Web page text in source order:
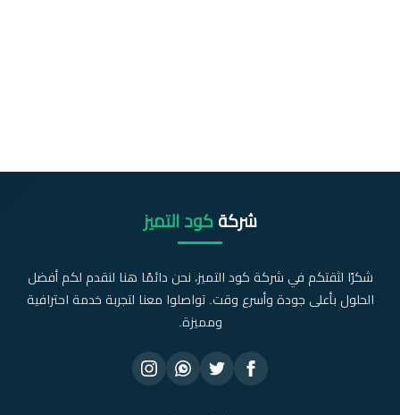
شركةكود التميز
شكرًا لثقتكم في شركة كود التميز، نحن دائمًا هنا لنقدم لكم أفضل
الحلول بأعلى جودة وأسرع وقت. تواصلوا معنا لتجربة خدمة احترافية
ومميزة.